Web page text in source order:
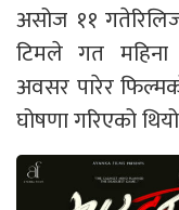
असोज ११
टिमले गत महिना
अवसर पारेर
घोषणा गरिएको